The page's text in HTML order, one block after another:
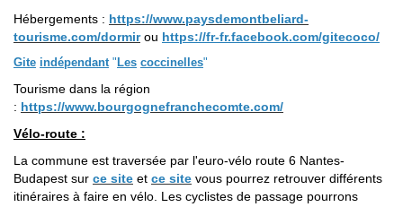
Hébergements : https://www.paysdemontbeliard-
tourisme.com/dormir ou https://fr-fr.facebook.com/gitecoco/
Gite indépendant" Les coccinelles"
Tourisme dans la région
: https://www.bourgognefranchecomte.com/
Vélo-route :
La commune est traversée par l'euro-vélo route 6 Nantes-
Budapest sur ce site et ce site vous pourrez retrouver différents
itinéraires à faire en vélo. Les cyclistes de passage pourrons